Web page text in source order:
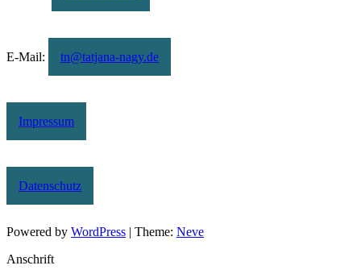
E-Mail: tn@tatjana-nagy.de
Impressum
Datenschutz
Powered by WordPress | Theme: Neve
Anschrift